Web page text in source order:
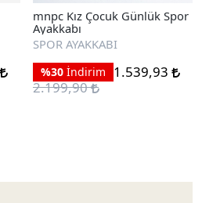
mnpc Kız Çocuk Günlük Spor
Ayakkabı
SPOR AYAKKABI
%30 İndirim
1.539,93
2.199,90